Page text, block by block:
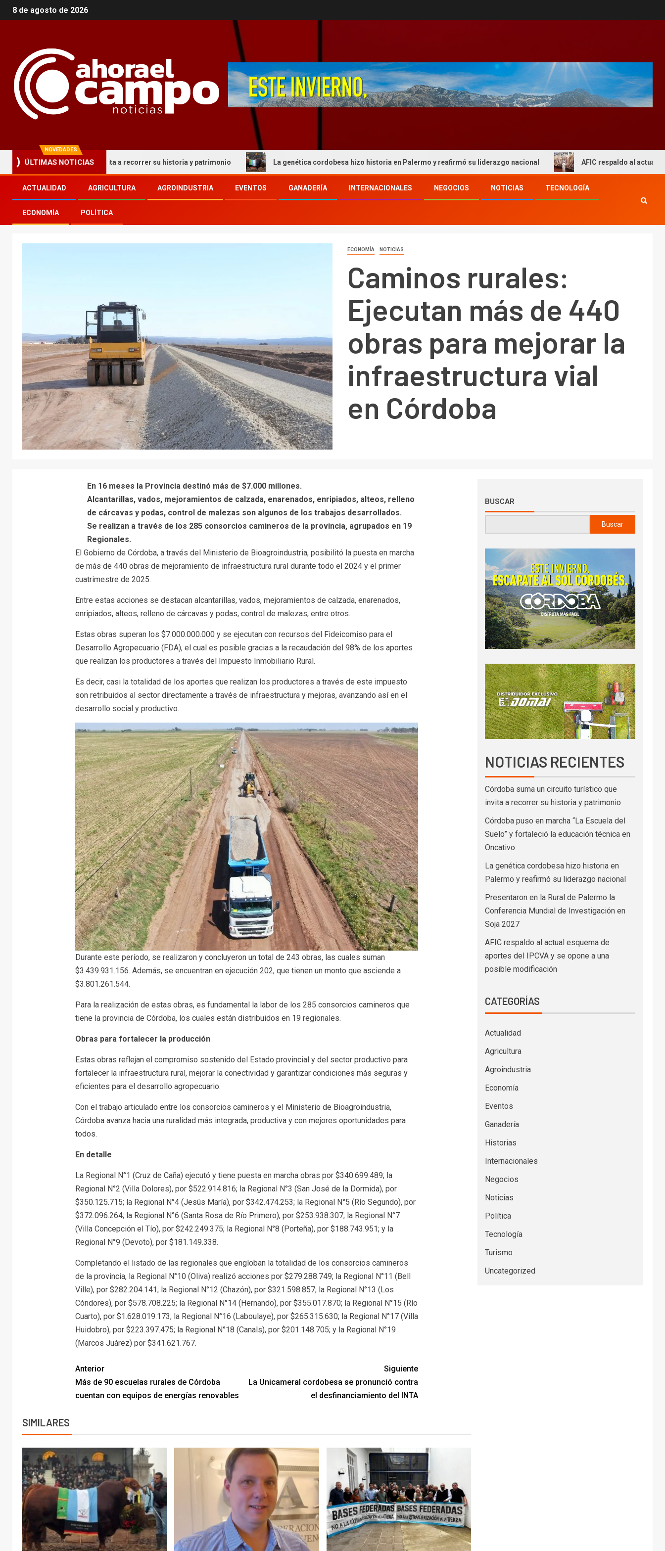
8 de agosto de 2026
NOVEDADES
ÚLTIMAS NOTICIAS
turístico que invita a recorrer su historia y patrimonio La genética cordobesa hizo historia en Palermo y reafirmó su liderazgo nacional AFIC respaldo al actual esquema
ACTUALIDAD AGRICULTURA AGROINDUSTRIA EVENTOS GANADERÍA INTERNACIONALES NEGOCIOS NOTICIAS TECNOLOGÍA
ECONOMÍA POLÍTICA
ECONOMÍA NOTICIAS
Caminos rurales:
Ejecutan más de 440
obras para mejorar la
infraestructura vial
en Córdoba
En 16 meses la Provincia destinó más de $7.000 millones.
Alcantarillas, vados, mejoramientos de calzada, enarenados, enripiados, alteos, relleno
de cárcavas y podas, control de malezas son algunos de los trabajos desarrollados.
Se realizan a través de los 285 consorcios camineros de la provincia, agrupados en 19
Regionales.
El Gobierno de Córdoba, a través del Ministerio de Bioagroindustria, posibilitó la puesta en marcha
de más de 440 obras de mejoramiento de infraestructura rural durante todo el 2024 y el primer
cuatrimestre de 2025.
Entre estas acciones se destacan alcantarillas, vados, mejoramientos de calzada, enarenados,
enripiados, alteos, relleno de cárcavas y podas, control de malezas, entre otros.
Estas obras superan los $7.000.000.000 y se ejecutan con recursos del Fideicomiso para el
Desarrollo Agropecuario (FDA), el cual es posible gracias a la recaudación del 98% de los aportes
que realizan los productores a través del Impuesto Inmobiliario Rural.
Es decir, casi la totalidad de los aportes que realizan los productores a través de este impuesto
son retribuidos al sector directamente a través de infraestructura y mejoras, avanzando así en el
desarrollo social y productivo.
Durante este período, se realizaron y concluyeron un total de 243 obras, las cuales suman
$3.439.931.156. Además, se encuentran en ejecución 202, que tienen un monto que asciende a
$3.801.261.544.
Para la realización de estas obras, es fundamental la labor de los 285 consorcios camineros que
tiene la provincia de Córdoba, los cuales están distribuidos en 19 regionales.
Obras para fortalecer la producción
Estas obras reflejan el compromiso sostenido del Estado provincial y del sector productivo para
fortalecer la infraestructura rural, mejorar la conectividad y garantizar condiciones más seguras y
eficientes para el desarrollo agropecuario.
Con el trabajo articulado entre los consorcios camineros y el Ministerio de Bioagroindustria,
Córdoba avanza hacia una ruralidad más integrada, productiva y con mejores oportunidades para
todos.
En detalle
La Regional N°1 (Cruz de Caña) ejecutó y tiene puesta en marcha obras por $340.699.489; la
Regional N°2 (Villa Dolores), por $522.914.816; la Regional N°3 (San José de la Dormida), por
$350.125.715; la Regional N°4 (Jesús María), por $342.474.253; la Regional N°5 (Río Segundo), por
$372.096.264; la Regional N°6 (Santa Rosa de Río Primero), por $253.938.307; la Regional N°7
(Villa Concepción el Tío), por $242.249.375; la Regional N°8 (Porteña), por $188.743.951; y la
Regional N°9 (Devoto), por $181.149.338.
Completando el listado de las regionales que engloban la totalidad de los consorcios camineros
de la provincia, la Regional N°10 (Oliva) realizó acciones por $279.288.749; la Regional N°11 (Bell
Ville), por $282.204.141; la Regional N°12 (Chazón), por $321.598.857; la Regional N°13 (Los
Cóndores), por $578.708.225; la Regional N°14 (Hernando), por $355.017.870; la Regional N°15 (Río
Cuarto), por $1.628.019.173; la Regional N°16 (Laboulaye), por $265.315.630; la Regional N°17 (Villa
Huidobro), por $223.397.475; la Regional N°18 (Canals), por $201.148.705; y la Regional N°19
(Marcos Juárez) por $341.621.767.
Anterior
Más de 90 escuelas rurales de Córdoba
cuentan con equipos de energías renovables
Siguiente
La Unicameral cordobesa se pronunció contra
el desfinanciamiento del INTA
SIMILARES
BUSCAR
Buscar
NOTICIAS RECIENTES
Córdoba suma un circuito turístico que
invita a recorrer su historia y patrimonio
Córdoba puso en marcha “La Escuela del
Suelo” y fortaleció la educación técnica en
Oncativo
La genética cordobesa hizo historia en
Palermo y reafirmó su liderazgo nacional
Presentaron en la Rural de Palermo la
Conferencia Mundial de Investigación en
Soja 2027
AFIC respaldo al actual esquema de
aportes del IPCVA y se opone a una
posible modificación
CATEGORÍAS
Actualidad
Agricultura
Agroindustria
Economía
Eventos
Ganadería
Historias
Internacionales
Negocios
Noticias
Política
Tecnología
Turismo
Uncategorized